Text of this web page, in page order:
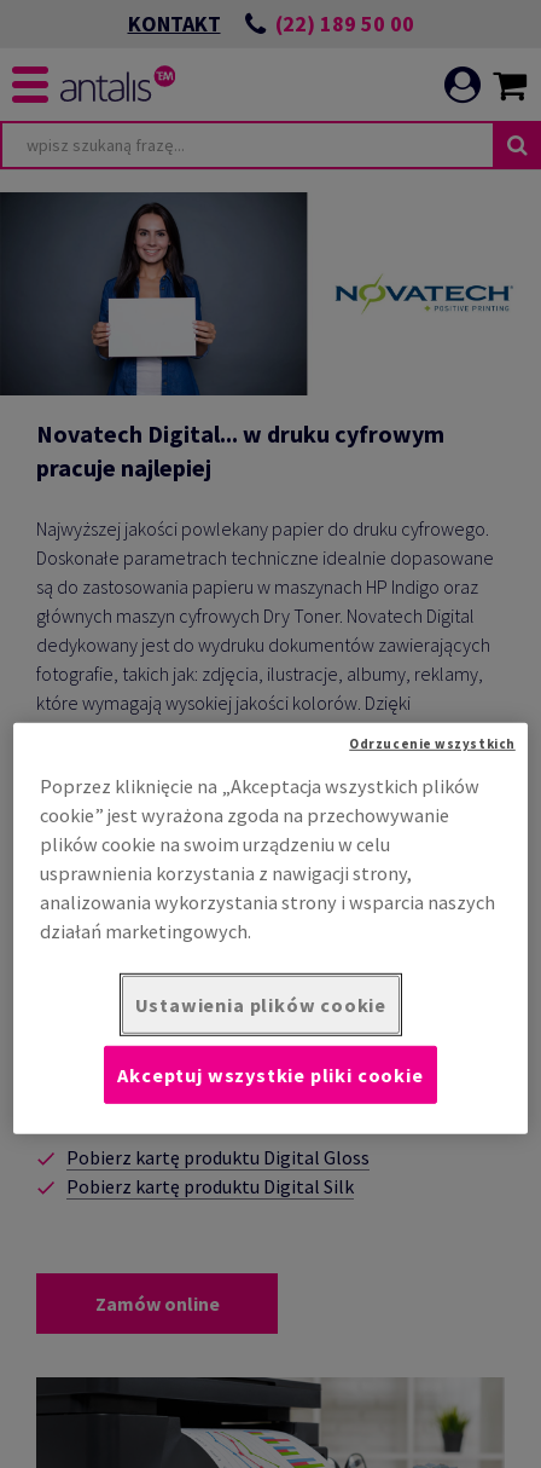
KONTAKT (22) 189 50 00
Novatech Digital... w druku cyfrowym
pracuje najlepiej
Najwyższej jakości powlekany papier do druku cyfrowego.
Doskonałe parametrach techniczne idealnie dopasowane
są do zastosowania papieru w maszynach HP Indigo oraz
głównych maszyn cyfrowych Dry Toner. Novatech Digital
dedykowany jest do wydruku dokumentów zawierających
fotografie, takich jak: zdjęcia, ilustracje, albumy, reklamy,
które wymagają wysokiej jakości kolorów. Dzięki
Wysoki poziom spulchnienia i nieprzezroczystości
zapewniają doskonałe właściwości zadruku.
Zastosowanie:
wysokiej jakości wydruki fotografii (Foto albumy, foto
książki),
doskonałe przywieranie tonera,
bardzo dobre możliwości konwersji i obróbki.
Pobierz kartę produktu Digital Gloss
Pobierz kartę produktu Digital Silk
Zamów online
Poprzez kliknięcie na „Akceptacja wszystkich plików
cookie” jest wyrażona zgoda na przechowywanie
plików cookie na swoim urządzeniu w celu
usprawnienia korzystania z nawigacji strony,
analizowania wykorzystania strony i wsparcia naszych
działań marketingowych.
Ustawienia plików cookie
Odrzucenie wszystkich
Akceptuj wszystkie pliki cookie